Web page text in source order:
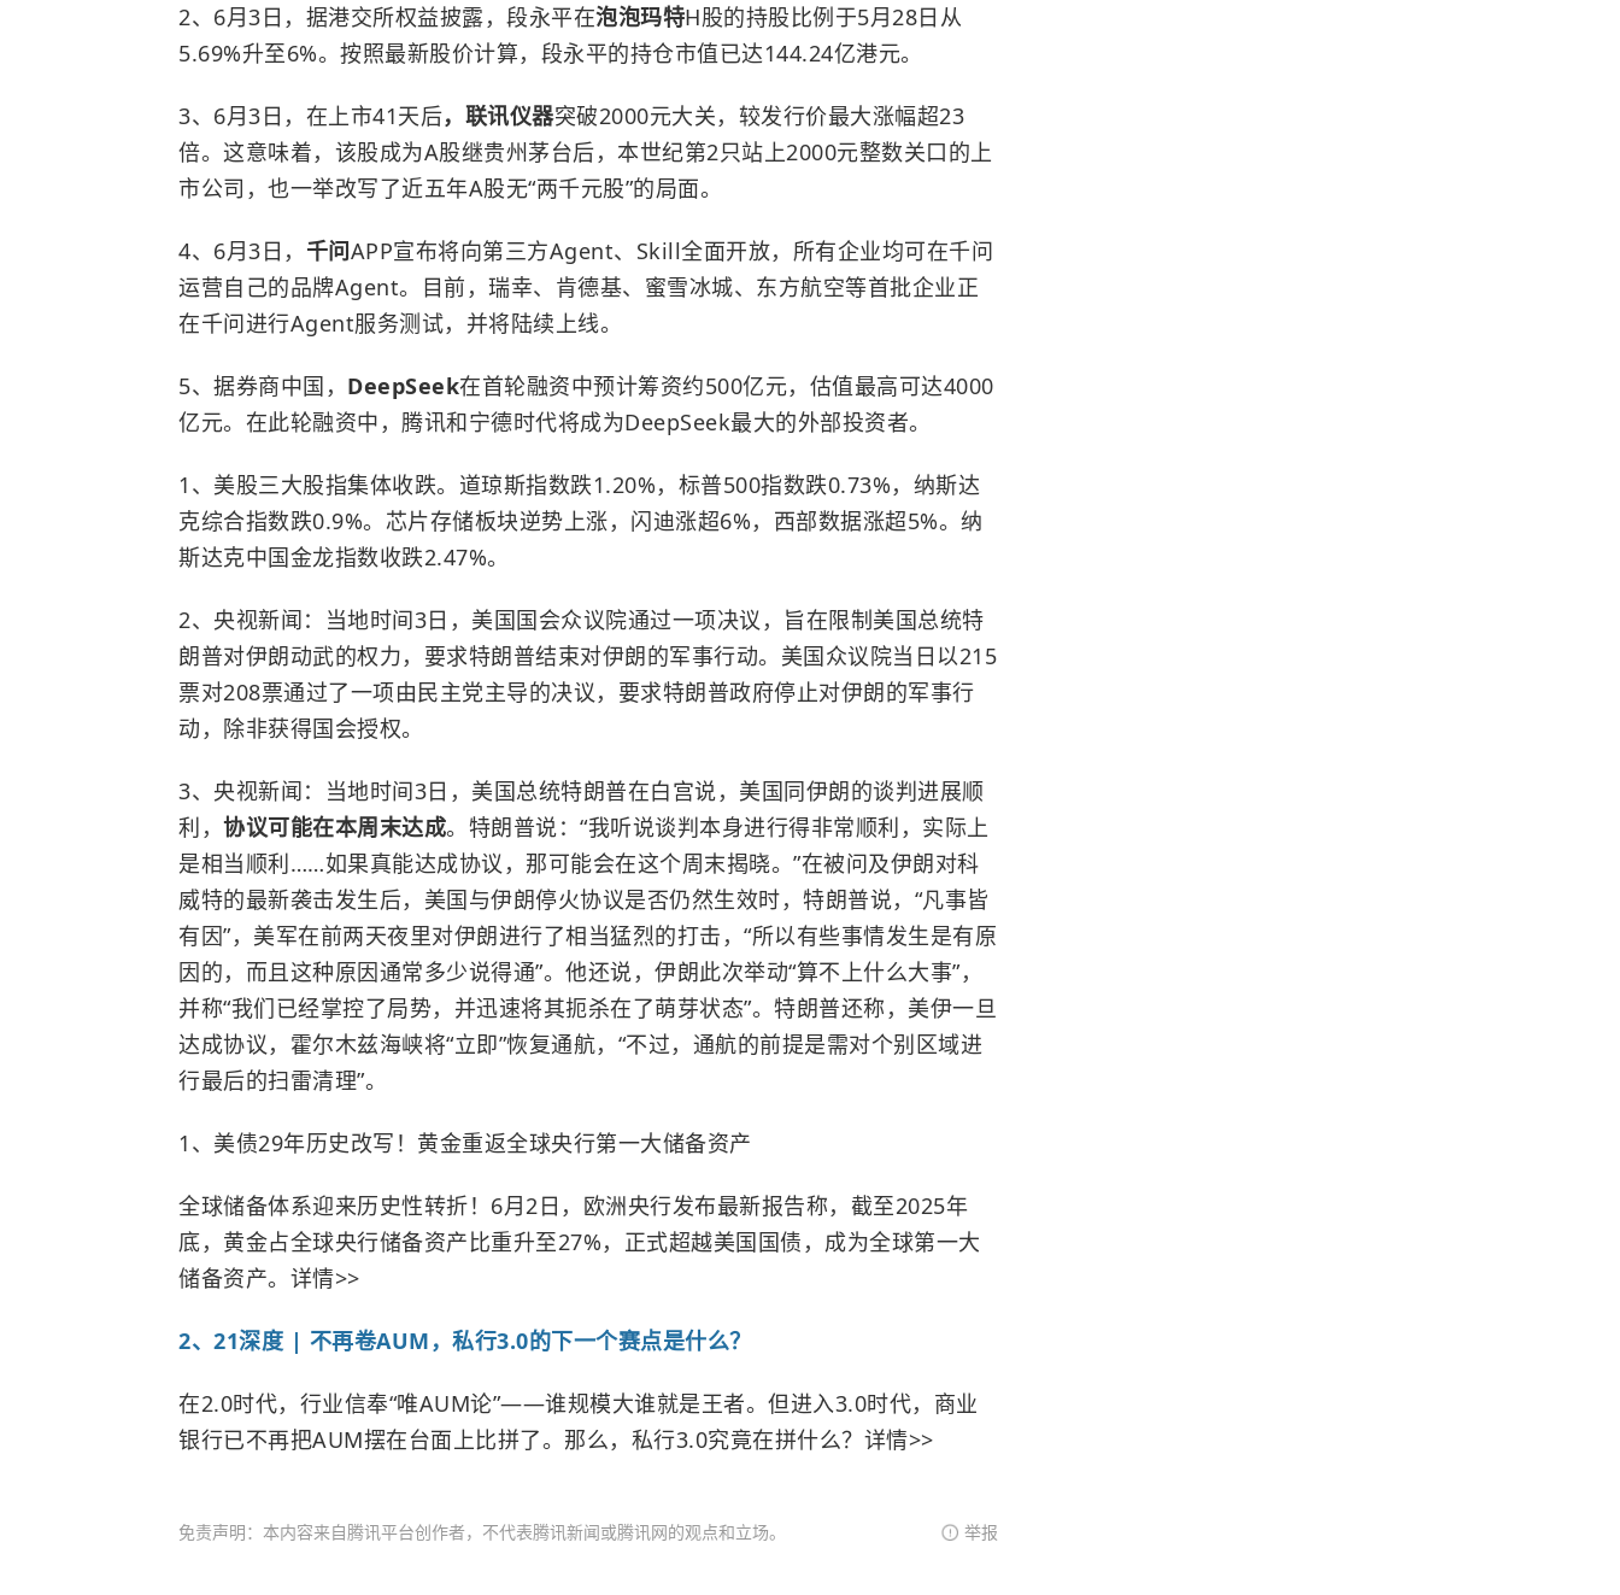
2、6月3日，据港交所权益披露，段永平在泡泡玛特H股的持股比例于5月28日从
5.69%升至6%。按照最新股价计算，段永平的持仓市值已达144.24亿港元。
3、6月3日，在上市41天后，联讯仪器突破2000元大关，较发行价最大涨幅超23
倍。这意味着，该股成为A股继贵州茅台后，本世纪第2只站上2000元整数关口的上
市公司，也一举改写了近五年A股无“两千元股”的局面。
4、6月3日， 千问APP宣布将向第三方Agent、Skill全面开放，所有企业均可在千问
运营自己的品牌Agent。目前，瑞幸、肯德基、蜜雪冰城、东方航空等首批企业正
在千问进行Agent服务测试，并将陆续上线。
5、据券商中国， DeepSeek在首轮融资中预计筹资约500亿元，估值最高可达4000
亿元。在此轮融资中，腾讯和宁德时代将成为DeepSeek最大的外部投资者。
1、美股三大股指集体收跌。道琼斯指数跌1.20%，标普500指数跌0.73%，纳斯达
克综合指数跌0.9%。芯片存储板块逆势上涨，闪迪涨超6%，西部数据涨超5%。纳
斯达克中国金龙指数收跌2.47%。
2、央视新闻：当地时间3日，美国国会众议院通过一项决议，旨在限制美国总统特
朗普对伊朗动武的权力，要求特朗普结束对伊朗的军事行动。美国众议院当日以215
票对208票通过了一项由民主党主导的决议，要求特朗普政府停止对伊朗的军事行
动，除非获得国会授权。
3、央视新闻：当地时间3日，美国总统特朗普在白宫说，美国同伊朗的谈判进展顺
利， 协议可能在本周末达成。特朗普说：“我听说谈判本身进行得非常顺利，实际上
是相当顺利……如果真能达成协议，那可能会在这个周末揭晓。”在被问及伊朗对科
威特的最新袭击发生后，美国与伊朗停火协议是否仍然生效时，特朗普说，“凡事皆
有因”，美军在前两天夜里对伊朗进行了相当猛烈的打击，“所以有些事情发生是有原
因的，而且这种原因通常多少说得通”。他还说，伊朗此次举动“算不上什么大事”，
并称“我们已经掌控了局势，并迅速将其扼杀在了萌芽状态”。特朗普还称，美伊一旦
达成协议，霍尔木兹海峡将“立即”恢复通航，“不过，通航的前提是需对个别区域进
行最后的扫雷清理”。
1、美债29年历史改写！黄金重返全球央行第一大储备资产
全球储备体系迎来历史性转折！6月2日，欧洲央行发布最新报告称，截至2025年
底，黄金占全球央行储备资产比重升至27%，正式超越美国国债，成为全球第一大
储备资产。详情>>
2、21深度 | 不再卷AUM，私行3.0的下一个赛点是什么？
在2.0时代，行业信奉“唯AUM论”——谁规模大谁就是王者。但进入3.0时代，商业
银行已不再把AUM摆在台面上比拼了。那么，私行3.0究竟在拼什么？详情>>
免责声明：本内容来自腾讯平台创作者，不代表腾讯新闻或腾讯网的观点和立场。 举报